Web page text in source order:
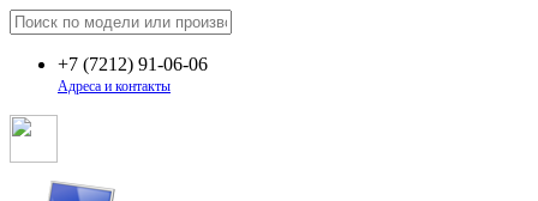
+7 (7212) 91-06-06
Адреса и контакты